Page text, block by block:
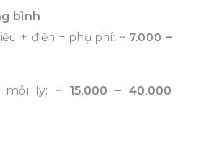
bình
+ điện + phụ phí: ~ 7.000 –
mỗi ly: ~ 15.000 – 40.000